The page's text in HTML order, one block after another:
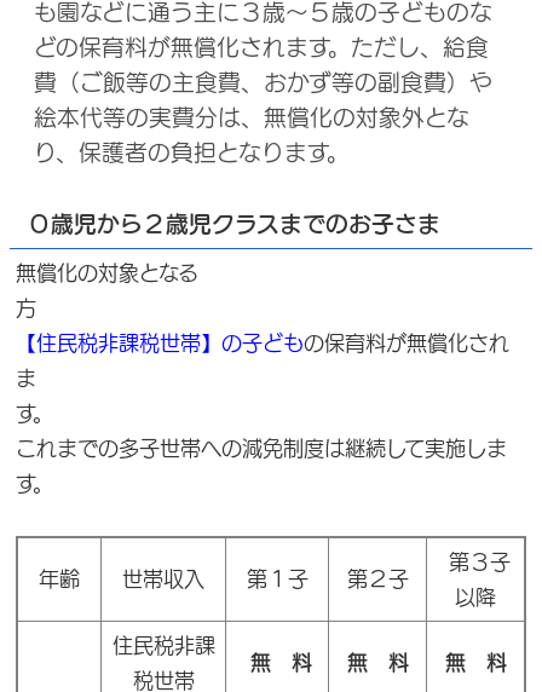
も園などに通う主に３歳～５歳の子どものな
どの保育料が無償化されます。ただし、給食
費（ご飯等の主食費、おかず等の副食費）や
絵本代等の実費分は、無償化の対象外とな
り、保護者の負担となります。
０歳児から２歳児クラスまでのお子さま
無償化の対象となる
【住民税非課税世帯】の子どもの保育料が無償化され
ま
す。
これまでの多子世帯への減免制度は継続して実施しま
す。
年齢 世帯収入 第１子 第２子
第３子
以降
住民税非課
税世帯
無 料 無 料 無 料